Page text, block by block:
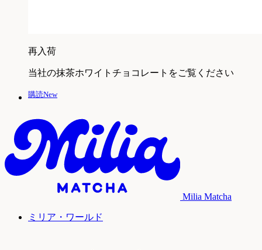
再入荷
当社の抹茶ホワイトチョコレートをご覧ください
購読New
Milia Matcha
ミリア・ワールド